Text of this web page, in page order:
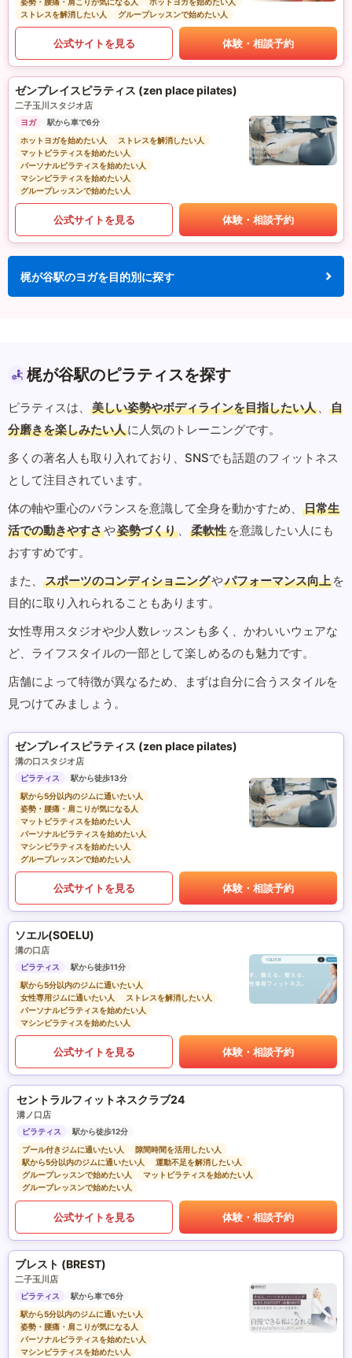
姿勢・腰痛・肩こりが気になる人
ホットヨガを始めたい人
ストレスを解消したい人
グループレッスンで始めたい人
公式サイトを見る 体験・相談予約
ゼンプレイスピラティス (zen place pilates)
二子玉川スタジオ店
ヨガ
駅から車で6分
ホットヨガを始めたい人
ストレスを解消したい人
マットピラティスを始めたい人
パーソナルピラティスを始めたい人
マシンピラティスを始めたい人
グループレッスンで始めたい人
公式サイトを見る 体験・相談予約
梶が谷駅のヨガを目的別に探す
梶が谷駅のピラティスを探す
ピラティスは、 美しい姿勢やボディラインを目指したい人 、
自
分磨きを楽しみたい人に人気のトレーニングです。
多くの著名人も取り入れており、SNSでも話題のフィットネス
として注目されています。
体の軸や重心のバランスを意識して全身を動かすため、
日常生
活での動きやすさや姿勢づくり 、 柔軟性 を意識したい人にも
おすすめです。
また、
スポーツのコンディショニングやパフォーマンス向上 を
目的に取り入れられることもあります。
女性専用スタジオや少人数レッスンも多く、かわいいウェアな
ど、ライフスタイルの一部として楽しめるのも魅力です。
店舗によって特徴が異なるため、まずは自分に合うスタイルを
見つけてみましょう。
ゼンプレイスピラティス (zen place pilates)
溝の口スタジオ店
ピラティス
駅から徒歩13分
駅から5分以内のジムに通いたい人
姿勢・腰痛・肩こりが気になる人
マットピラティスを始めたい人
パーソナルピラティスを始めたい人
マシンピラティスを始めたい人
グループレッスンで始めたい人
公式サイトを見る 体験・相談予約
ソエル(SOELU)
溝の口店
ピラティス
駅から徒歩11分
駅から5分以内のジムに通いたい人
女性専用ジムに通いたい人
ストレスを解消したい人
パーソナルピラティスを始めたい人
マシンピラティスを始めたい人
公式サイトを見る 体験・相談予約
セントラルフィットネスクラブ24
溝ノ口店
ピラティス
駅から徒歩12分
プール付きジムに通いたい人
隙間時間を活用したい人
駅から5分以内のジムに通いたい人
運動不足を解消したい人
グループレッスンで始めたい人
マットピラティスを始めたい人
グループレッスンで始めたい人
公式サイトを見る 体験・相談予約
ブレスト (BREST)
二子玉川店
ピラティス
駅から車で6分
駅から5分以内のジムに通いたい人
姿勢・腰痛・肩こりが気になる人
パーソナルピラティスを始めたい人
マシンピラティスを始めたい人